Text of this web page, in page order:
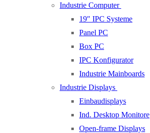
Industrie Computer
19″ IPC Systeme
Panel PC
Box PC
IPC Konfigurator
Industrie Mainboards
Industrie Displays
Einbaudisplays
Ind. Desktop Monitore
Open-frame Displays